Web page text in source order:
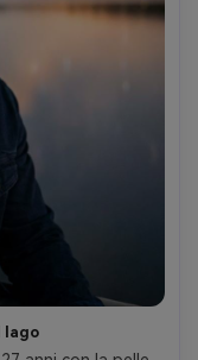
lago